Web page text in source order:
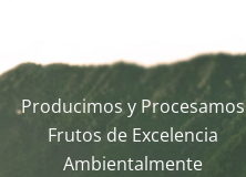
Producimos y Procesamos
Frutos de Excelencia
Ambientalmente